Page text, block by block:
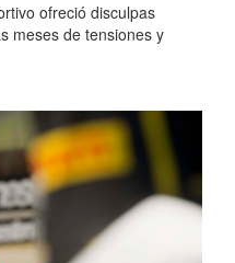
ofreció disculpas
meses de tensiones y